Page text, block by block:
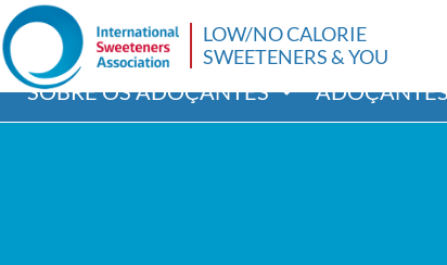
LOW/NO CALORIE
SWEETENERS & YOU
SOBRE OS ADOÇANTES